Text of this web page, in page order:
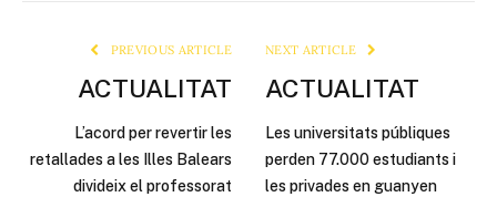
PREVIOUS ARTICLE
ACTUALITAT
L’acord per revertir les
retallades a les Illes Balears
divideix el professorat
NEXT ARTICLE
ACTUALITAT
Les universitats públiques
perden 77.000 estudiants i
les privades en guanyen